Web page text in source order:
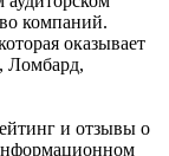
компаний.
оказывает
Ломбард,
и отзывы о